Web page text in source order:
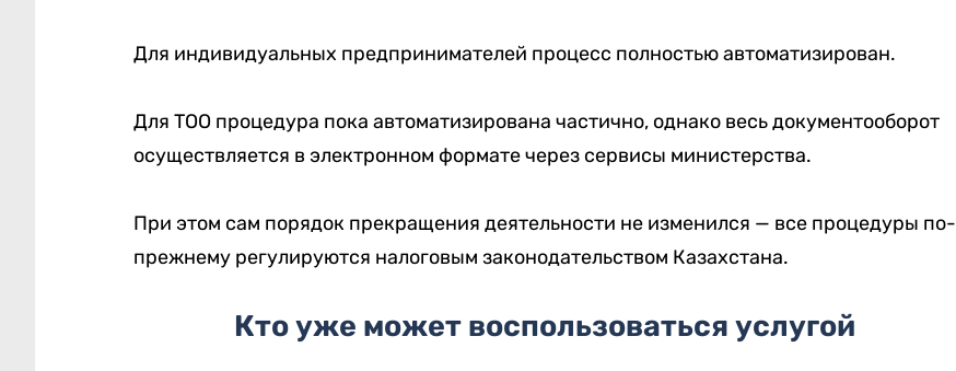
Для индивидуальных предпринимателей процесс полностью автоматизирован.
Для ТОО процедура пока автоматизирована частично, однако весь документооборот
осуществляется в электронном формате через сервисы министерства.
При этом сам порядок прекращения деятельности не изменился — все процедуры по-
прежнему регулируются налоговым законодательством Казахстана.
Кто уже может воспользоваться услугой